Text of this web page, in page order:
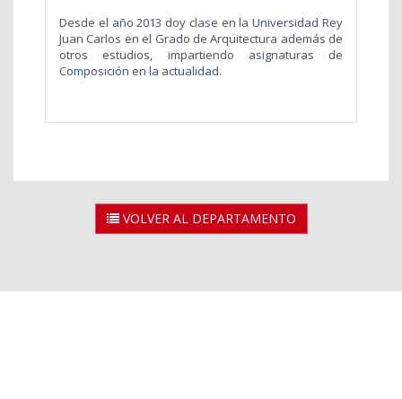
Desde el año 2013 doy clase en la Universidad Rey
Juan Carlos en el Grado de Arquitectura además de
otros estudios, impartiendo asignaturas de
Composición en la actualidad.
VOLVER AL DEPARTAMENTO